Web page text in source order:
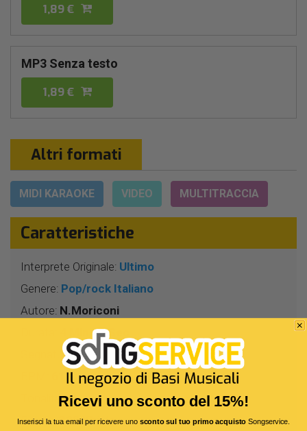
1,89 €
MP3 Senza testo
1,89 €
Altri formati
MIDI KARAOKE VIDEO MULTITRACCIA
Caratteristiche
Interprete Originale: Ultimo
Genere: Pop/rock Italiano
Autore: N.Moriconi
4 Min 10 Sec
Segnatura:4/4
Tonalità:SI
Bitrate:320 Kbit/s
Ricevi uno sconto del 15%!
Inserisci la tua email per ricevere uno sconto sul tuo primo acquistoSongservice.